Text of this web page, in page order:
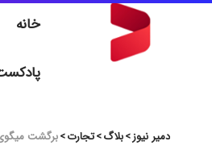
خانه
دمیر نیوز>بلاگ>تجارت>برگشت میگوی